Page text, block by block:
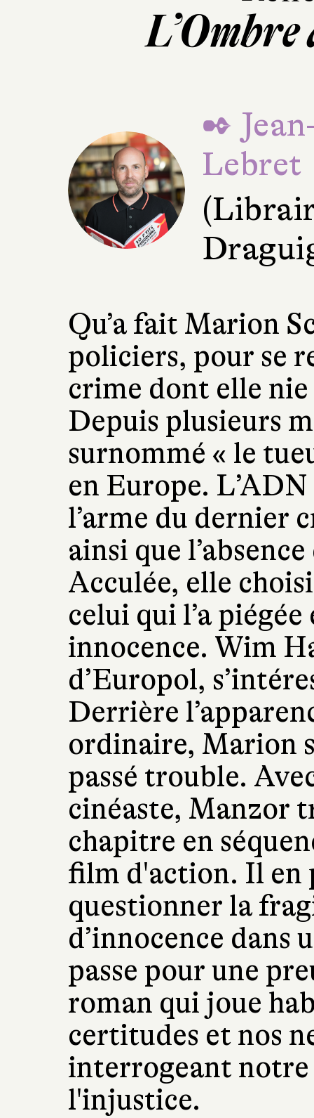
✒
Lebret
Qu’a fait Marion
policiers, pour se
crime dont elle
Depuis plusieurs
surnommé « le
en Europe.
l’arme du dernier
ainsi que
Acculée, elle
celui qui l’a
innocence. Wim
d’Europol,
Derrière
ordinaire, Marion
passé trouble.
cinéaste, Manzor
chapitre en
film d'action. Il en
questionner la
d’innocence dans
passe pour une
roman qui joue
certitudes et nos
interrogeant
l'injustice.